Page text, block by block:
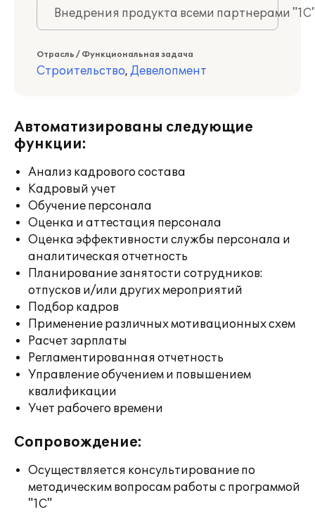
Внедрения продукта всеми партнерами
Отрасль / Функциональная задача
Строительство, Девелопмент
Автоматизированы следующие
функции:
Анализ кадрового состава
Кадровый учет
Обучение персонала
Оценка и аттестация персонала
Оценка эффективности службы персонала и
аналитическая отчетность
Планирование занятости сотрудников:
отпусков и/или других мероприятий
Подбор кадров
Применение различных мотивационных схем
Расчет зарплаты
Регламентированная отчетность
Управление обучением и повышением
квалификации
Учет рабочего времени
Сопровождение:
Осуществляется консультирование по
методическим вопросам работы с программой
"1С"